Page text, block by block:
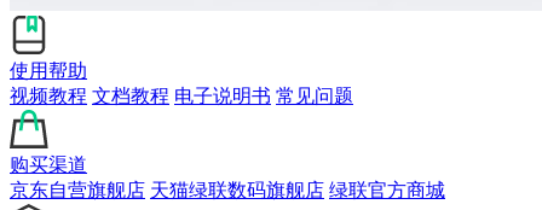
使用帮助
视频教程 文档教程 电子说明书 常见问题
购买渠道
京东自营旗舰店 天猫绿联数码旗舰店 绿联官方商城